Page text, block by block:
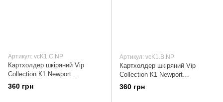
Артикул: vcK1.С.NP
Картхолдер шкіряний Vip
Collection К1 Newport
Коньячний K1.С.NP
360 грн
Артикул: vcK1.В.NP
Картхолдер шкіряний Vip
Collection К1 Newport
Коричневий K1.В.NP
360 грн